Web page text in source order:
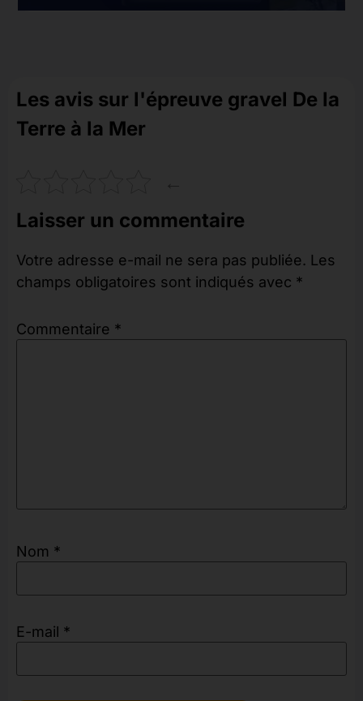
Les avis sur l'épreuve gravel De la
Terre à la Mer
Laisser un commentaire
Votre adresse e-mail ne sera pas publiée. Les
champs obligatoires sont indiqués avec *
Commentaire *
Nom *
E-mail *